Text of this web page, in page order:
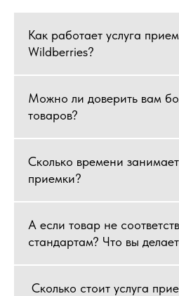
Как работает услуга
Wildberries?
Можно ли доверить вам
товаров?
Сколько времени
приемки?
А если товар не
стандартам? Что вы
Сколько стоит услуга